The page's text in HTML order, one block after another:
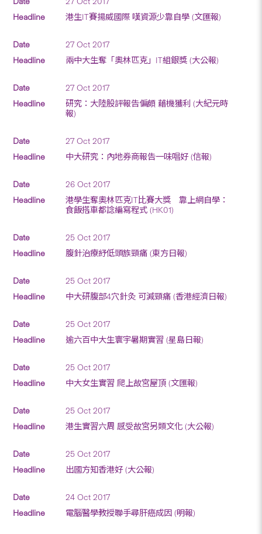
港生IT賽揚威國際 嘆資源少靠自學 (文匯報)
27 Oct 2017
兩中大生奪「奧林匹克」IT組銀獎 (大公報)
27 Oct 2017
研究：大陸股評報告偏頗 藉機獲利 (大紀元時
報)
27 Oct 2017
中大研究：內地券商報告一味唱好 (信報)
26 Oct 2017
港學生奪奧林匹克IT比賽大獎 靠上網自學：
食飯搭車都諗編寫程式 (HK01)
25 Oct 2017
腹針治療紓低頭族頸痛 (東方日報)
25 Oct 2017
中大研腹部4穴針灸 可減頸痛 (香港經濟日報)
25 Oct 2017
逾六百中大生寰宇暑期實習 (星島日報)
25 Oct 2017
中大女生實習 爬上故宮屋頂 (文匯報)
25 Oct 2017
港生實習六周 感受故宮另類文化 (大公報)
25 Oct 2017
出國方知香港好 (大公報)
24 Oct 2017
電腦醫學教授聯手尋肝癌成因 (明報)